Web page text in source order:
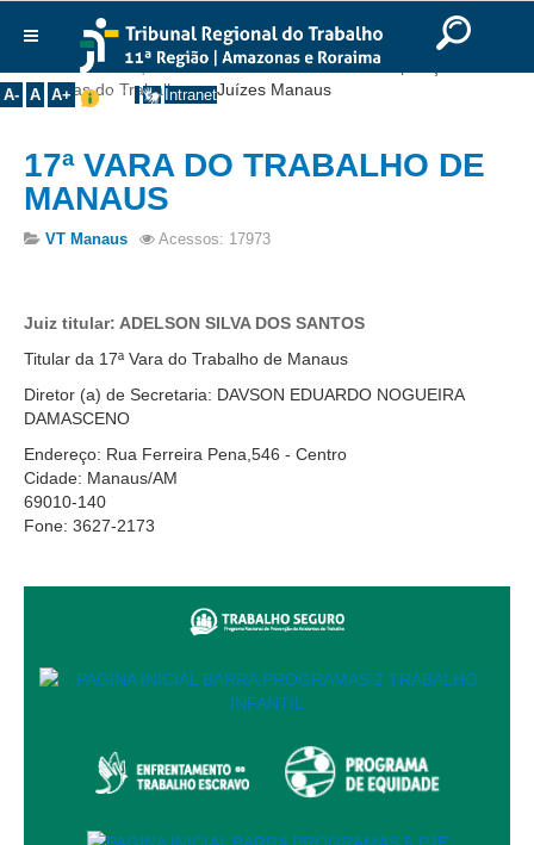
Ir para o rodapé
English
Português Español
A- A A+ Intranet
Institucional
Presidência
Corregedoria
Composição
Seções Especializadas
Turmas
Varas do Trabalho
Juízes Manaus
Juízes Roraima
Comitê Gestor Regional do PJe
Comitê Gestor Regional do e-Gestão e de Tabelas
Comitê do Datajud
Dados
Você está aqui:Início >> Institucional >> Composição
Varas do Trabalho >> Juízes Manaus
17ª VARA DO TRABALHO DE
MANAUS
VT Manaus Acessos: 17973
Juiz titular: ADELSON SILVA DOS SANTOS
Titular da 17ª Vara do Trabalho de Manaus
Diretor (a) de Secretaria: DAVSON EDUARDO NOGUEIRA
DAMASCENO
Endereço: Rua Ferreira Pena,546 - Centro
Cidade: Manaus/AM
69010-140
Fone: 3627-2173